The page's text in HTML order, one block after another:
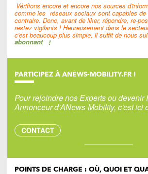
Vérifions encore et encore nos sources
comme les réseaux sociaux sont capables
contraire. Donc, avant de liker, répondre, re-
restez vigilants ! Heureusement dans le
c'est beaucoup plus simple, il suffit de nous
abonnant !
PARTICIPEZ À ANEWS-MOBILITY.FR !
Pour rejoindre nos Experts ou devenir
Annonceur d'ANews-Mobility, c'est ici
CONTACT
POINTS DE CHARGE : OÙ, QUOI ET